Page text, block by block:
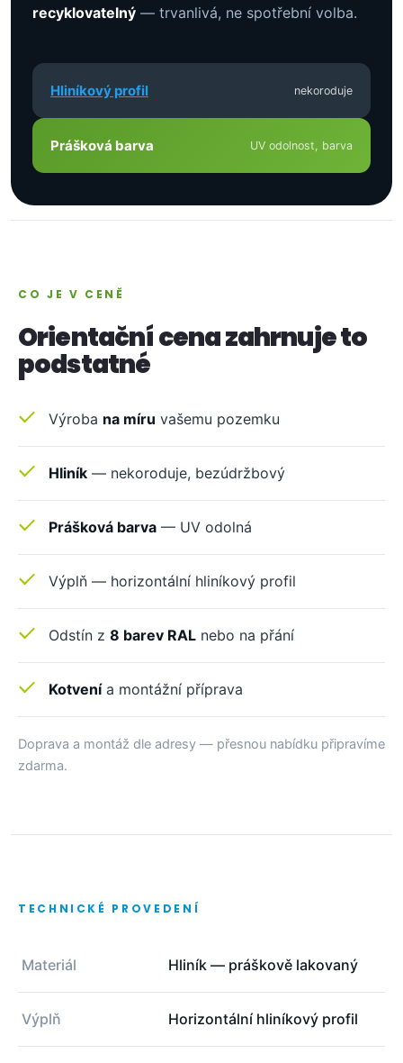
recyklovatelný — trvanlivá, ne spotřební volba.
Hliníkový profil nekoroduje
Prášková barva UV odolnost, barva
CO JE V CENĚ
Orientační cena zahrnuje to
podstatné
Výroba na míru vašemu pozemku
Hliník — nekoroduje, bezúdržbový
Prášková barva — UV odolná
Výplň — horizontální hliníkový profil
Odstín z 8 barev RAL nebo na přání
Kotvenía montážní příprava
Doprava a montáž dle adresy — přesnou nabídku připravíme
zdarma.
TECHNICKÉ PROVEDENÍ
Materiál Hliník — práškově lakovaný
Výplň Horizontální hliníkový profil